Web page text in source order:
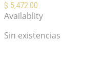
$ 5,472.00
Availablity
Sin existencias